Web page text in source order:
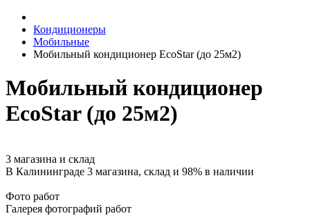
Кондиционеры
Мобильные
Мобильный кондиционер EcoStar (до 25м2)
Мобильный кондиционер
EcoStar (до 25м2)
3 магазина и склад
В Калининграде 3 магазина, склад и 98% в наличии
Фото работ
Галерея фотографий работ